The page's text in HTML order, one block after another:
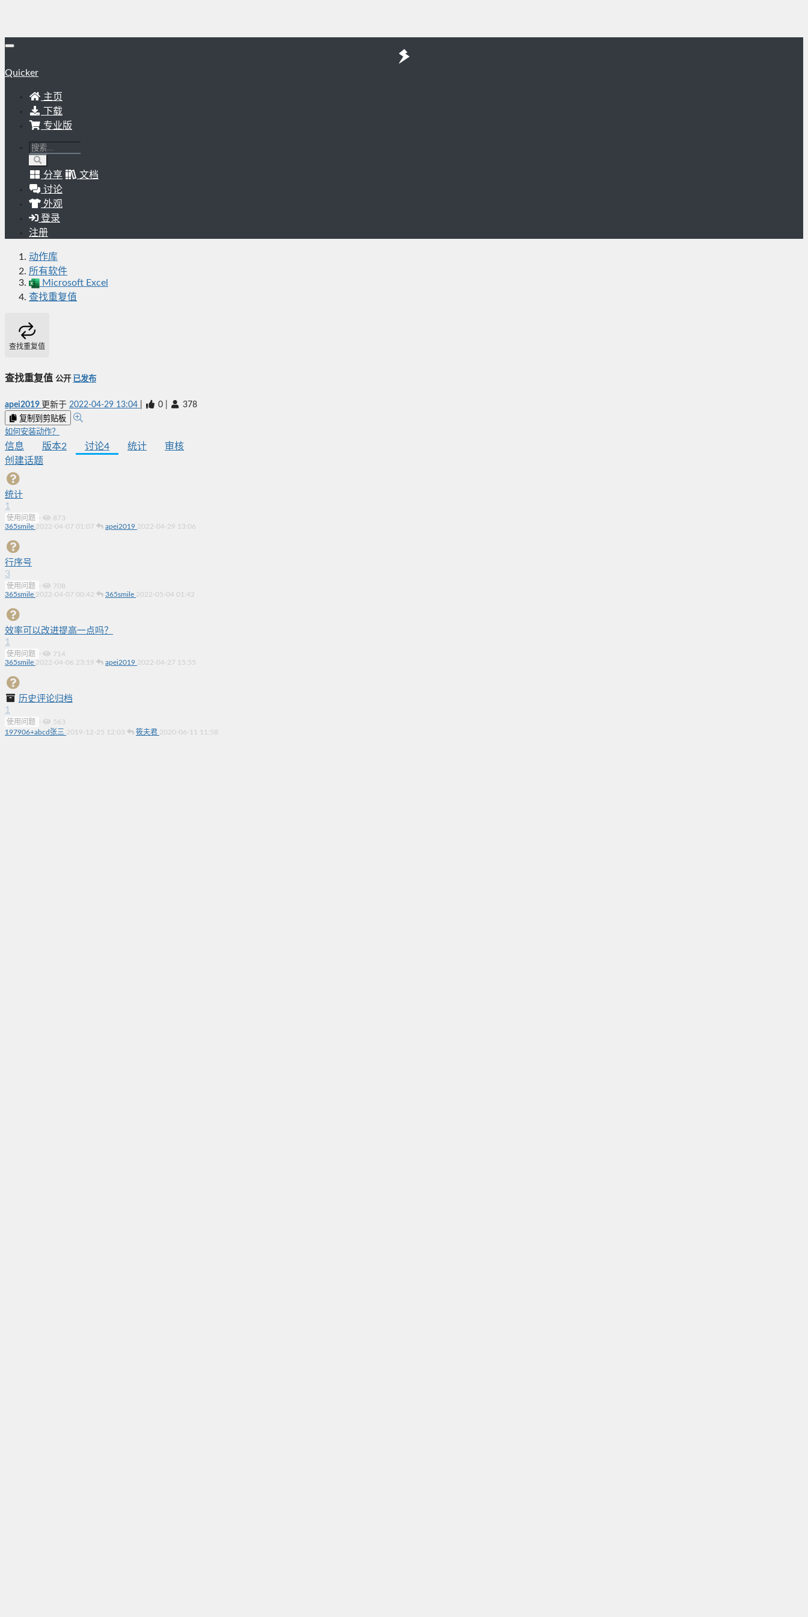
Quicker
主页
下载
专业版
分享
文档
讨论
外观
登录
注册
动作库
所有软件
Microsoft Excel
查找重复值
查找重复值
查找重复值 公开 已发布
apei2019 更新于 2022-04-29 13:04 0 378
复制到剪贴板
如何安装动作？
信息 版本2 讨论4 统计
审核
创建话题
统计
1
使用问题 ·
873
365smile 2022-04-07 01:07 apei2019 2022-04-29 13:06
行序号
3
使用问题 ·
708
365smile 2022-04-07 00:42 365smile 2022-05-04 01:42
效率可以改进提高一点吗？
1
使用问题 ·
714
365smile 2022-04-06 23:19 apei2019 2022-04-27 15:55
历史评论归档
1
使用问题 ·
563
197906+abcd张三 2019-12-25 12:03 筱夫君 2020-06-11 11:58